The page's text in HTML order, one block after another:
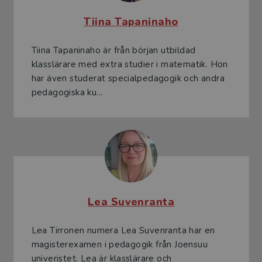
Tiina Tapaninaho
Tiina Tapaninaho är från början utbildad
klasslärare med extra studier i matematik. Hon
har även studerat specialpedagogik och andra
pedagogiska ku...
Lea Suvenranta
Lea Tirronen numera Lea Suvenranta har en
magisterexamen i pedagogik från Joensuu
univeristet. Lea är klasslärare och